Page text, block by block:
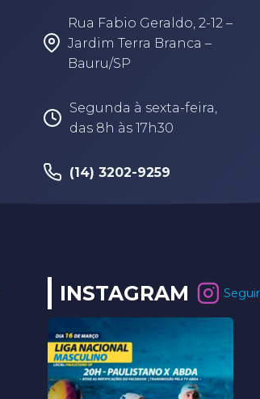
Rua Fabio Geraldo, 2-12 –
Jardim Terra Branca –
Bauru/SP
Segunda à sexta-feira,
das 8h às 17h30
(14) 3202-9259
INSTAGRAM Seguir